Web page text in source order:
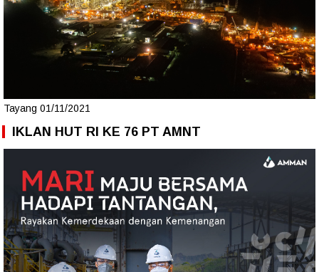
Tayang 01/11/2021
IKLAN HUT RI KE 76 PT AMNT